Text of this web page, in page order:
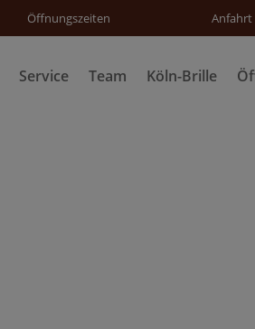
Öffnungszeiten Anfahrt
Service Team Köln-Brille